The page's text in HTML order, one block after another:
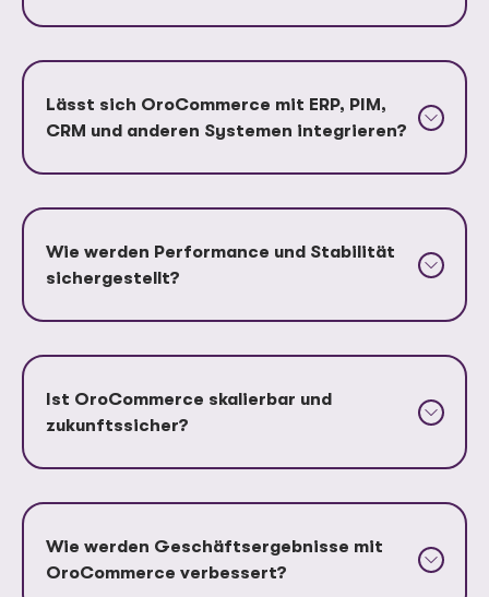
Lässt sich OroCommerce mit ERP, PIM,
CRM und anderen Systemen integrieren?
Wie werden Performance und Stabilität
sichergestellt?
Ist OroCommerce skalierbar und
zukunftssicher?
Wie werden Geschäftsergebnisse mit
OroCommerce verbessert?